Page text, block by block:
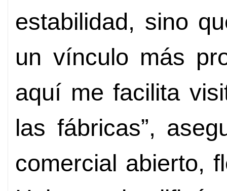
estabilidad, sino
un vínculo más
aquí me facilita
las fábricas”,
comercial abierto,